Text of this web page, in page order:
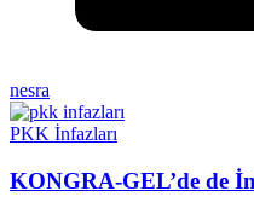
nesra
PKK İnfazları
KONGRA-GEL’de de